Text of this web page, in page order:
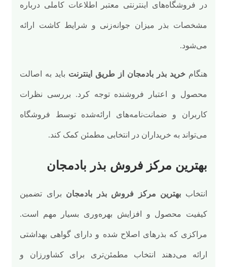
در فروشگاه‌های اینترنتی معتبر اطلاعات کاملی درباره
مشخصات بذر میزان جوانه‌زنی و شرایط کاشت ارائه
می‌شود.
هنگام خرید بذر بادمجان از طریق اینترنت باید به اصالت
محصول و اعتبار فروشنده توجه کرد. بررسی نظرات
کاربران و ضمانت‌نامه‌های ارائه‌شده توسط فروشگاه
می‌تواند به خریداران در انتخابی مطمئن کمک کند.
بهترین مرکز فروش بذر بادمجان
انتخاب بهترین مرکز فروش بذر بادمجان برای تضمین
کیفیت محصول و افزایش بهره‌وری بسیار مهم است.
مراکزی که بذرهای اصلاح شده و دارای گواهی بهداشتی
ارائه می‌دهند انتخاب مطمئن‌تری برای کشاورزان و